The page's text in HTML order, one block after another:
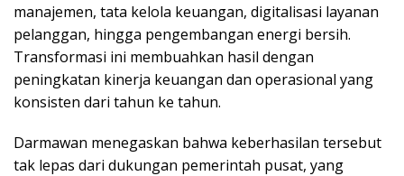
manajemen, tata kelola keuangan, digitalisasi layanan
pelanggan, hingga pengembangan energi bersih.
Transformasi ini membuahkan hasil dengan
peningkatan kinerja keuangan dan operasional yang
konsisten dari tahun ke tahun.
Darmawan menegaskan bahwa keberhasilan tersebut
tak lepas dari dukungan pemerintah pusat, yang